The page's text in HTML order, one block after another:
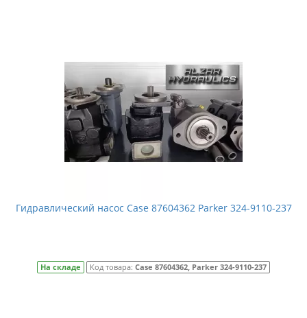
Гидравлический насос Case 87604362 Parker 324-9110-237
На складе Код товара: Case 87604362, Parker 324-9110-237